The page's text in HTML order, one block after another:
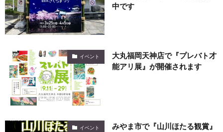
中です
イベント
大丸福岡天神店で『プレバト才
能アリ展』が開催されます
イベント
みやま市で『山川ほたる観賞』